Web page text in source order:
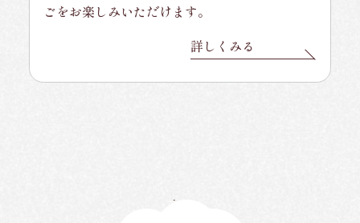
ごをお楽しみいただけます。
詳しくみる